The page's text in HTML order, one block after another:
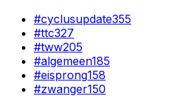
#cyclusupdate355
#ttc327
#tww205
#algemeen185
#eisprong158
#zwanger150